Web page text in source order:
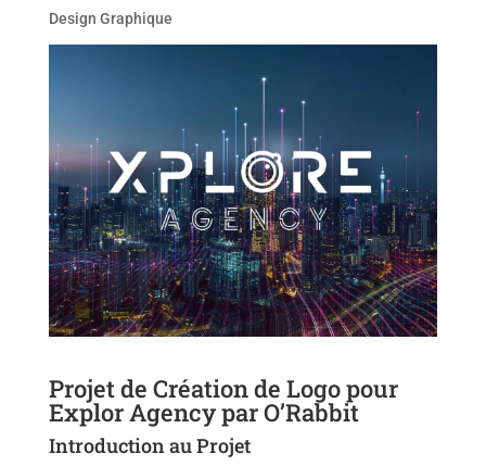
Design Graphique
Projet de Création de Logo pour
Explor Agency par O’Rabbit
Introduction au Projet